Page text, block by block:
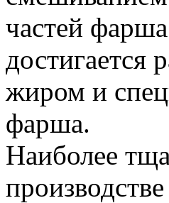
частей
жиром и
фарша.
Наиболее